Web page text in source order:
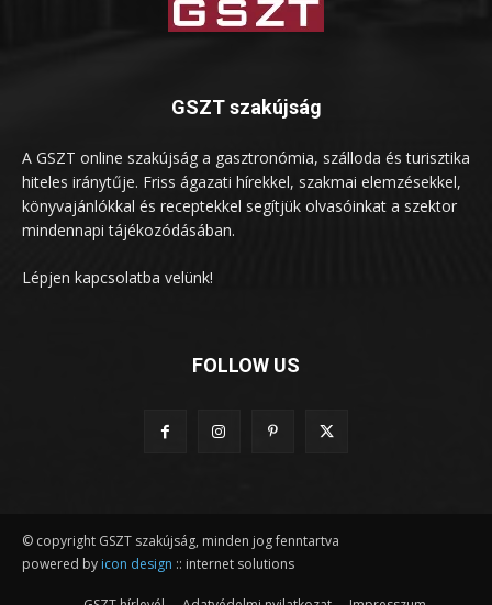
GSZT szakújság
A GSZT online szakújság a gasztronómia, szálloda és turisztika
hiteles iránytűje. Friss ágazati hírekkel, szakmai elemzésekkel,
könyvajánlókkal és receptekkel segítjük olvasóinkat a szektor
mindennapi tájékozódásában.
Lépjen kapcsolatba velünk!
FOLLOW US
© copyright GSZT szakújság, minden jog fenntartva
powered by icon design :: internet solutions